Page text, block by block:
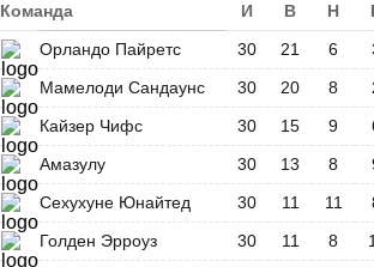
Команда И В Н
Орландо Пайретс 30 21 6
Мамелоди Сандаунс 30 20 8
Кайзер Чифс 30 15 9
Амазулу 30 13 8
Сехухуне Юнайтед 30 11 11
Голден Эрроуз 30 11 8